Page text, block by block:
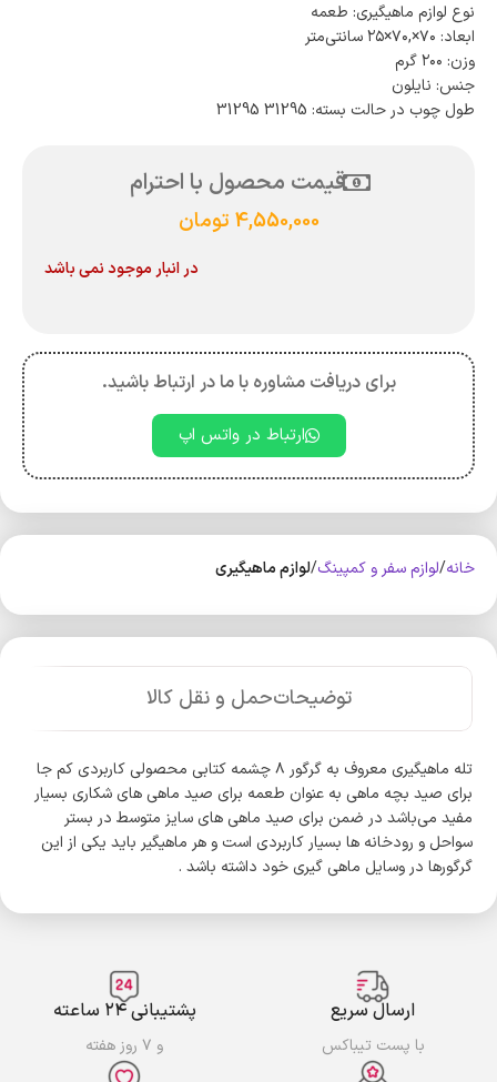
نوع لوازم ماهیگیری: طعمه
ابعاد: ۷۰×,۷۰×۲۵ سانتی‌متر
وزن: ۲۰۰ گرم
جنس: نایلون
طول چوب در حالت بسته: 31295 31295
قیمت محصول با احترام
4,550,000 تومان
در انبار موجود نمی باشد
برای دریافت مشاوره با ما در ارتباط باشید.
ارتباط در واتس اپ
خانه لوازم سفر و کمپینگ لوازم ماهیگیری
توضیحاتحمل و نقل کالا
تله ماهیگیری معروف به گرگور ۸ چشمه کتابی محصولی کاربردی کم جا
برای صید بچه ماهی به عنوان طعمه برای صید ماهی های شکاری بسیار
مفید می‌باشد در ضمن برای صید ماهی های سایز متوسط در بستر
سواحل و رودخانه ها بسیار کاربردی است و هر ماهیگیر باید یکی از این
گرگورها در وسایل ماهی گیری خود داشته باشد .
ارسال سریع
با پست تیباکس
پشتیبانی ۲۴ ساعته
و ۷ روز هفته